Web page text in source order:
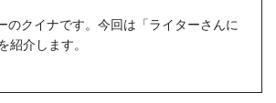
のクイナです。今回は「ライターさんに
紹介します。